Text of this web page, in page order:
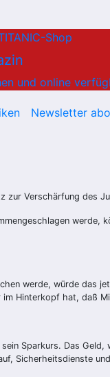
Shop
und online
Newsletter
zur Verschärfung des
werde, würde das
Hinterkopf hat, daß
Sparkurs. Das
Sicherheitsdienste